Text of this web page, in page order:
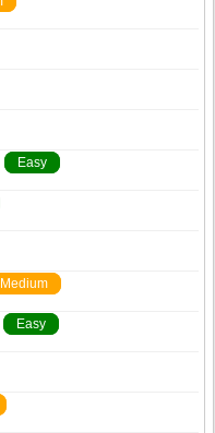
Easy
Medium
Easy